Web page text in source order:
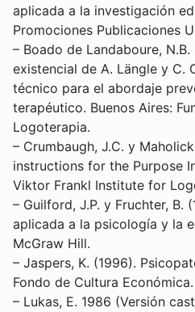
aplicada a la investigación
Promociones Publicaciones
– Boado de Landaboure, N.B.
existencial de A. Längle y C.
técnico para el abordaje
terapéutico. Buenos Aires:
Logoterapia.
– Crumbaugh, J.C. y
instructions for the Purpose
Viktor Frankl Institute for
– Guilford, J.P. y Fruchter, B.
aplicada a la psicología y la
McGraw Hill.
– Jaspers, K. (1996).
Fondo de Cultura Económica.
– Lukas, E. 1986 (Versión